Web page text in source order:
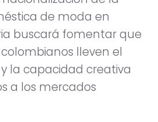
de moda en
buscará fomentar que
lleven el
la capacidad creativa
a los mercados